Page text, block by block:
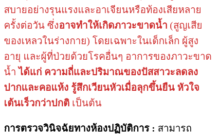
สบายอย่างรุนแรงและอาเจียนหรือท้องเสียหลาย
ครั้งต่อวัน ซึ่งอาจทำให้เกิดภาวะขาดน้ำ (สูญเสีย
ของเหลวในร่างกาย) โดยเฉพาะในเด็กเล็ก ผู้สูง
อายุ และผู้ที่ป่วยด้วยโรคอื่นๆ อาการของภาวะขาด
น้ำได้แก่ ความถี่และปริมาณของปัสสาวะลดลง
ปากและคอแห้ง รู้สึกเวียนหัวเมื่อลุกขึ้นยืน หัวใจ
เต้นเร็วกว่าปกติ เป็นต้น
การตรวจวินิจฉัยทางห้องปฏิบัติการ : สามารถ